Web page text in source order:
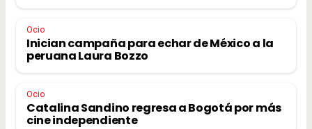
Ocio
Inician campaña para echar de México a la
peruana Laura Bozzo
Ocio
Catalina Sandino regresa a Bogotá por más
cine independiente